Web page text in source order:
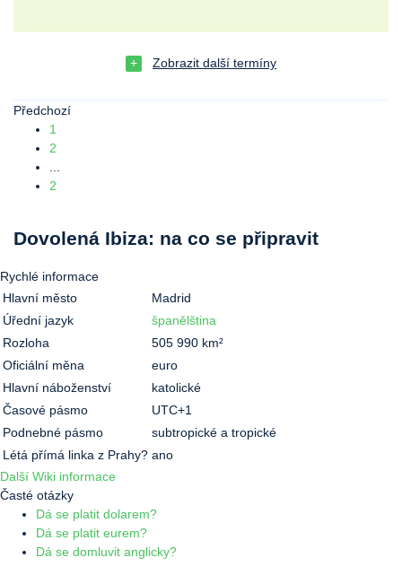
Zobrazit další termíny
Předchozí
1
2
...
2
Dovolená Ibiza: na co se připravit
Rychlé informace
Hlavní město
Madrid
Úřední jazyk
španělština
Rozloha
505 990 km²
Oficiální měna
euro
Hlavní náboženství
katolické
Časové pásmo
UTC+1
Podnebné pásmo
subtropické a tropické
Létá přímá linka z Prahy? ano
Další Wiki informace
Časté otázky
Dá se platit dolarem?
Dá se platit eurem?
Dá se domluvit anglicky?